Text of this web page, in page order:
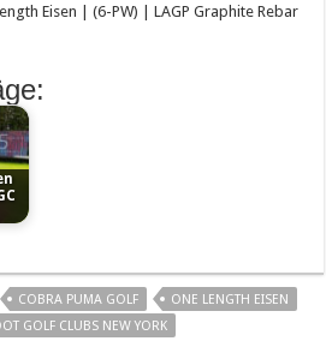
Eisen | (6-PW) | LAGP Graphite Rebar
COBRA PUMA GOLF
ONE LENGTH EISEN
GOLF CLUBS NEW YORK